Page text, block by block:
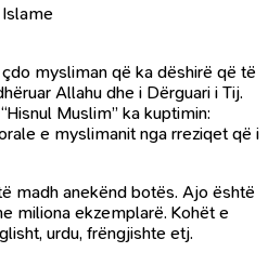
mysliman që ka dëshirë që të
Allahu dhe i Dërguari i Tij.
Muslim” ka kuptimin:
e myslimanit nga rreziqet që i
madh anekënd botës. Ajo është
miliona ekzemplarë. Kohët e
urdu, frëngjishte etj.